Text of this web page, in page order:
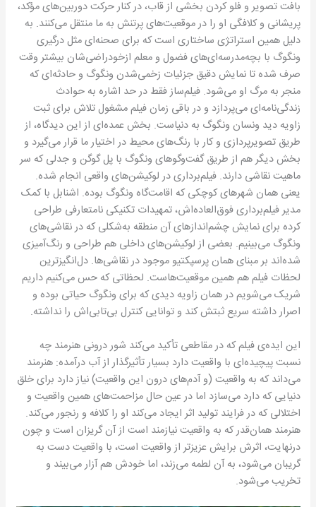
بافت تصویر و فلو کردن بخشی از قاب، در کنار حرکت دوربین‌های مؤکد،
پریشانی و کلافگی او را در موقعیت‌های پرتنش به ما منتقل می‌کنند. به
دلیل همین استراتژی ساختاری است که برای صحنه‌‌ای مثل درگیری
ونگوگ با بچه‌مدرسه‌ای‌های فضول و معلم‌ ازخودراضی‌شان بیشتر وقت
صرف شده تا نمایش دقیق جزئیات زخمی‌شدن ونگوگ و حادثه‌ای که
منجر به مرگ او می‌شود. فیلم‌ساز فقط در حد اشاره به حوادث
زندگی‌نامه‌ای می‌پردازد و در باقی زمان فیلم مشغول تلاش برای ثبت
زاویه دید ونسان ونگوگ به دنیاست. بخش عمده‌ای از این دیدگاه، از
طریق تصویرپردازی و کار با رنگ‌های محیط در اختیار ما قرار می‌گیرد و
بخش دیگر هم از طریق گفت‌وگوهای ونگوگ با پل گوگن و جدلی که سر
ماهیت نقاشی دارند. فیلم‌برداری در لوکیشن‌های واقعی انجام شده.
یعنی همان شهرهای کوچکی که اقامت‌گاه ونگوگ بوده. اشنابل با کمک
مدیر فیلم‌برداری فوق‌العاده‌اش، تمهیدات تکنیکی نامتعارفی طراحی
کرده برای نمایش چشم‌اندازهای آن منطقه به‌شکلی که در نقاشی‌های
ونگوگ می‌بینیم. بعضی از لوکیشن‌های داخلی هم طراحی و رنگ‌آمیزی
شده‌اند بر مبنای همان پرسپکتیو موجود در نقاشی‌ها. دل‌انگیزترین
لحظات فیلم هم همین موقعیت‌هاست. لحظاتی که حس می‌کنیم داریم
شریک می‌شویم در همان زاویه دیدی که برای ونگوگ حیاتی بوده و
اصرار داشته سریع ثبتش کند و توانایی کنترل بی‌تابی‌اش را نداشته.
این ایده‌ی فیلم که در مقاطعی تأکید می‌کند شور درونی هنرمند چه
نسبت پیچیده‌ای با واقعیت دارد بسیار تأثیرگذار از آب درآمده: هنرمند
می‌داند که به واقعیت (و آدم‌های درون این واقعیت) نیاز دارد برای خلق
دنیایی که دارد می‌سازد اما در عین حال مزاحمت‌های همین واقعیت و
اختلالی که در فرایند تولید اثر ایجاد می‌کند او را کلافه و رنجور می‌کند.
هنرمند همان‌قدر که به واقعیت نیازمند است از آن گریزان است و چون
درنهایت، اثرش برایش عزیزتر از واقعیت است، با واقعیت دست به
گریبان می‌شود، به آن لطمه می‌زند، اما خودش هم آزار می‌بیند و
تخریب می‌شود.